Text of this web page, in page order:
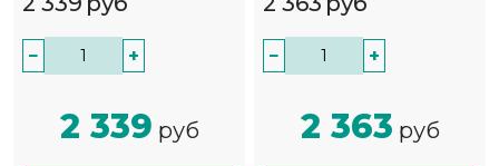
− +
2 339 руб
− +
2 363 руб